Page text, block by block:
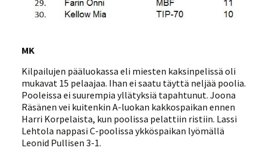
MK
Kilpailujen pääluokassa eli miesten kaksinpelissä oli
mukavat 15 pelaajaa. Ihan ei saatu täyttä neljää poolia.
Pooleissa ei suurempia yllätyksiä tapahtunut. Joona
Räsänen vei kuitenkin A-luokan kakkospaikan ennen
Harri Korpelaista, kun poolissa pelattiin ristiin. Lassi
Lehtola nappasi C-poolissa ykköspaikan lyömällä
Leonid Pullisen 3-1.